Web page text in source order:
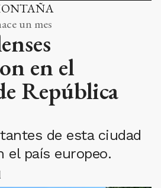
un mes
en el
República
de esta ciudad
el país europeo.